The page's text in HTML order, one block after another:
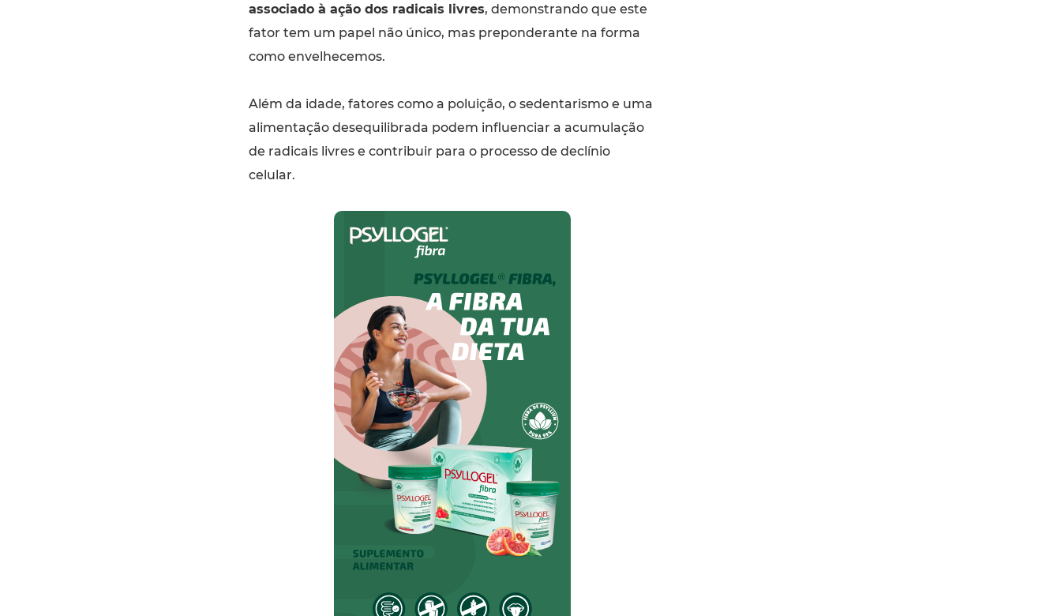
associado à ação dos radicais livres, demonstrando que este
fator tem um papel não único, mas preponderante na forma
como envelhecemos.
Além da idade, fatores como a poluição, o sedentarismo e uma
alimentação desequilibrada podem influenciar a acumulação
de radicais livres e contribuir para o processo de declínio
celular.